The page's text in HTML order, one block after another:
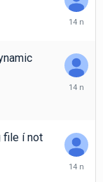
Tháng
2011
Tháng
file í not
Tháng